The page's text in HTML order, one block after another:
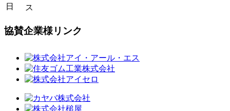
日
ス
協賛企業様リンク